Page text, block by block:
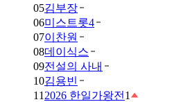
05김부장
06미스트롯4
07이찬원
08데이식스
09전설의 사내
10김용빈
11 2026 한일가왕전 1